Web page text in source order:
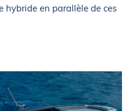
hybride en parallèle de ces